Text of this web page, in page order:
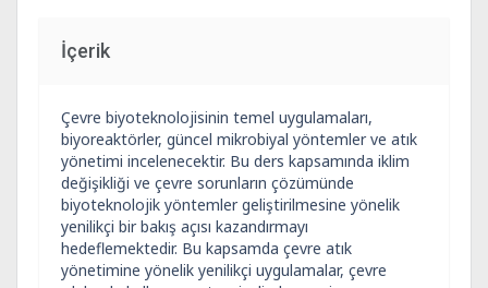
İçerik
Çevre biyoteknolojisinin temel uygulamaları,
biyoreaktörler, güncel mikrobiyal yöntemler ve atık
yönetimi incelenecektir. Bu ders kapsamında iklim
değişikliği ve çevre sorunların çözümünde
biyoteknolojik yöntemler geliştirilmesine yönelik
yenilikçi bir bakış açısı kazandırmayı
hedeflemektedir. Bu kapsamda çevre atık
yönetimine yönelik yenilikçi uygulamalar, çevre